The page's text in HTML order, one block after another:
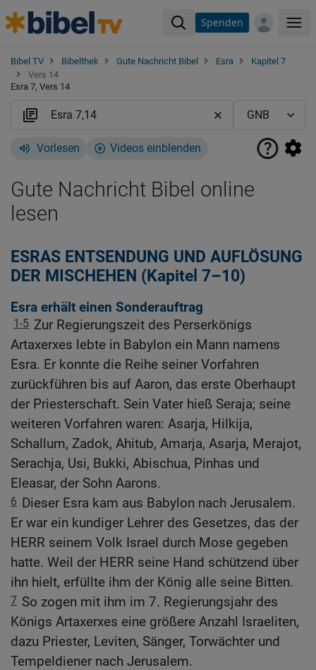
Spenden
Bibel TV Bibelthek Gute Nachricht Bibel Esra
Kapitel 7
Vers 14
Esra 7, Vers 14
Vorlesen Videos einblenden
Gute Nachricht Bibel online
lesen
ESRAS ENTSENDUNG UND AUFLÖSUNG
DER MISCHEHEN (Kapitel 7–10)
Esra erhält einen Sonderauftrag
1-5 Zur Regierungszeit des Perserkönigs
Artaxerxes lebte in Babylon ein Mann namens
Esra. Er konnte die Reihe seiner Vorfahren
zurückführen bis auf Aaron, das erste Oberhaupt
der Priesterschaft. Sein Vater hieß Seraja; seine
weiteren Vorfahren waren: Asarja, Hilkija,
Schallum, Zadok, Ahitub, Amarja, Asarja, Merajot,
Serachja, Usi, Bukki, Abischua, Pinhas und
Eleasar, der Sohn Aarons.
6 Dieser Esra kam aus Babylon nach Jerusalem.
Er war ein kundiger Lehrer des Gesetzes, das der
HERR seinem Volk Israel durch Mose gegeben
hatte. Weil der HERR seine Hand schützend über
ihn hielt, erfüllte ihm der König alle seine Bitten.
7 So zogen mit ihm im 7. Regierungsjahr des
Königs Artaxerxes eine größere Anzahl Israeliten,
dazu Priester, Leviten, Sänger, Torwächter und
Tempeldiener nach Jerusalem.